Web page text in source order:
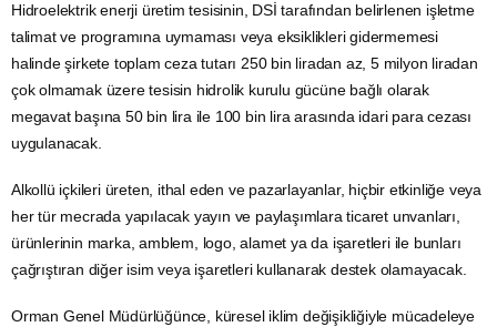
Hidroelektrikenerji üretim tesisinin, DSİ tarafından belirlenen işletme
talimat ve programına uymaması veya eksiklikleri gidermemesi
halinde şirkete toplam ceza tutarı 250 bin liradan az, 5 milyon liradan
çok olmamak üzere tesisin hidrolik kurulu gücüne bağlı olarak
megavat başına 50 bin lira ile 100 bin lira arasında idari para cezası
uygulanacak.
Alkollü içkileri üreten, ithal eden ve pazarlayanlar, hiçbir etkinliğe veya
her tür mecrada yapılacak yayın ve paylaşımlaraticaret unvanları,
ürünlerinin marka, amblem, logo, alamet ya da işaretleri ile bunları
çağrıştıran diğer isim veya işaretleri kullanarak destek olamayacak.
Orman Genel Müdürlüğünce, küresel iklim değişikliğiyle mücadeleye